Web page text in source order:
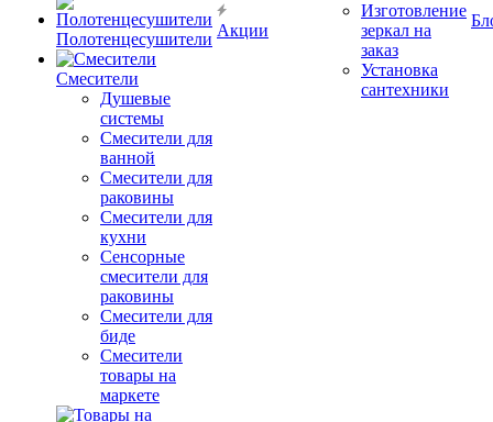
Полотенцесушители
Смесители
Душевые
системы
Смесители для
ванной
Смесители для
раковины
Смесители для
кухни
Сенсорные
смесители для
раковины
Смесители для
биде
Смесители
товары на
маркете
Акции
Изготовление
зеркал на
заказ
Установка
сантехники